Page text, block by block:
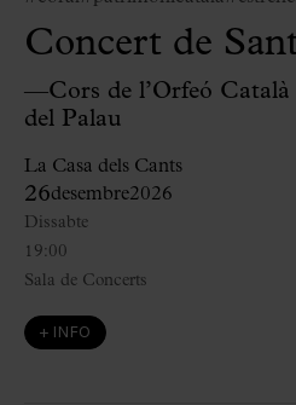
Concert de
—Cors de l’Orfeó
del Palau
La Casa dels Cants
26desembre2026
19:00
Dissabte
Sala de Concerts
+ INFO